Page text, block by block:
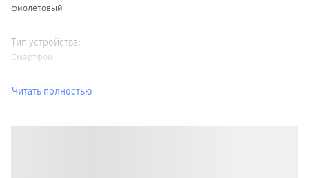
фиолетовый
Тип устройства:
Смартфон
Читать полностью